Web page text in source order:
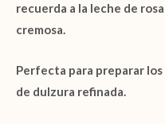
recuerda a la leche de
cremosa.
Perfecta para preparar
de dulzura refinada.